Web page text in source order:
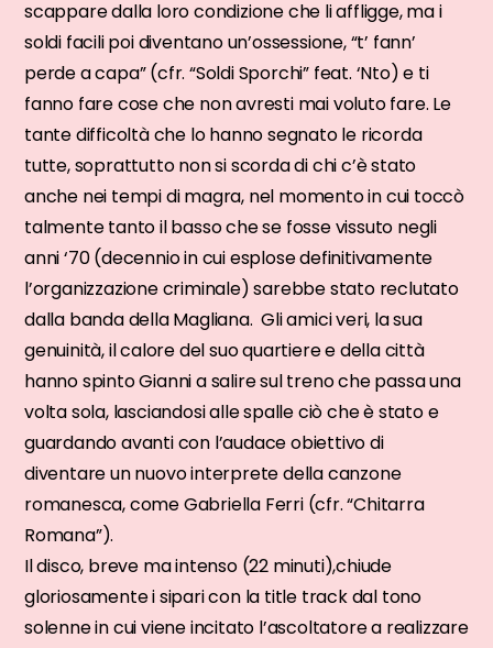
scappare dalla loro condizione che li affligge, ma i
soldi facili poi diventano un’ossessione, “t’ fann’
perde a capa” (cfr. “Soldi Sporchi” feat. ‘Nto) e ti
fanno fare cose che non avresti mai voluto fare. Le
tante difficoltà che lo hanno segnato le ricorda
tutte, soprattutto non si scorda di chi c’è stato
anche nei tempi di magra, nel momento in cui toccò
talmente tanto il basso che se fosse vissuto negli
anni ‘70 (decennio in cui esplose definitivamente
l’organizzazione criminale) sarebbe stato reclutato
dalla banda della Magliana. Gli amici veri, la sua
genuinità, il calore del suo quartiere e della città
hanno spinto Gianni a salire sul treno che passa una
volta sola, lasciandosi alle spalle ciò che è stato e
guardando avanti con l’audace obiettivo di
diventare un nuovo interprete della canzone
romanesca, come Gabriella Ferri (cfr. “Chitarra
Romana”).
Il disco, breve ma intenso (22 minuti),chiude
gloriosamente i sipari con la title track dal tono
solenne in cui viene incitato l’ascoltatore a realizzare